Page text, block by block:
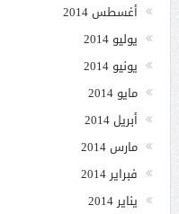
أغسطس 2014
يوليو 2014
يونيو 2014
مايو 2014
أبريل 2014
مارس 2014
فبراير 2014
يناير 2014